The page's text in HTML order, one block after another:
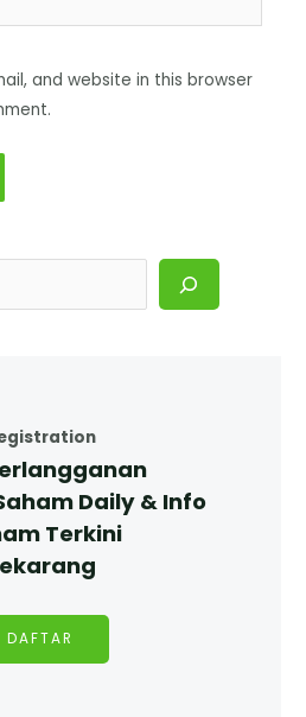
and website in this browser
Daily & Info
Terkini
DAFTAR